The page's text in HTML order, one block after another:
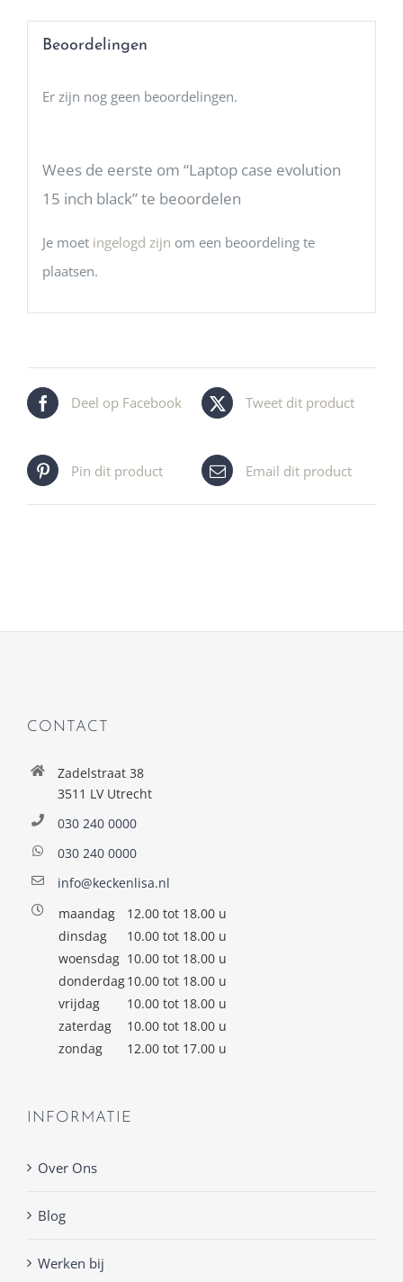
Beoordelingen
Er zijn nog geen beoordelingen.
Wees de eerste om “Laptop case evolution
15 inch black” te beoordelen
Je moet ingelogd zijn om een beoordeling te
plaatsen.
Deel op Facebook Tweet dit product
Pin dit product Email dit product
CONTACT
Zadelstraat 38
3511 LV Utrecht
030 240 0000
030 240 0000
info@keckenlisa.nl
maandag
12.00 tot 18.00 u
dinsdag
10.00 tot 18.00 u
woensdag 10.00 tot 18.00 u
donderdag10.00 tot 18.00 u
vrijdag
10.00 tot 18.00 u
zaterdag
10.00 tot 18.00 u
zondag
12.00 tot 17.00 u
INFORMATIE
Over Ons
Blog
Werken bij